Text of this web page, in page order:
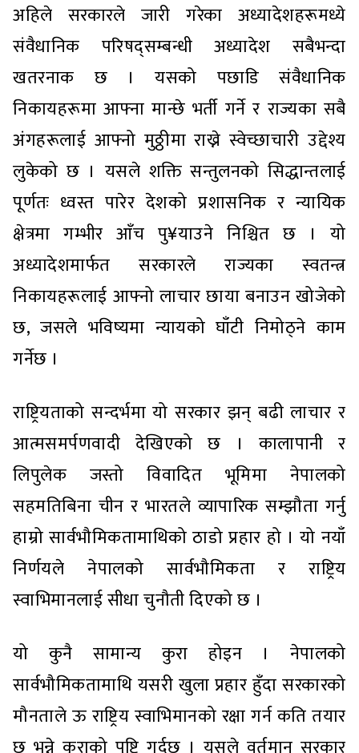
अहिले सरकारले जारी गरेका अध्यादेशहरूमध्ये
संवैधानिक परिषद्सम्बन्धी अध्यादेश सबैभन्दा
खतरनाक छ । यसको पछाडि संवैधानिक
निकायहरूमा आफ्ना मान्छे भर्ती गर्ने र राज्यका सबै
अंगहरूलाई आफ्नो मुठ्ठीमा राख्ने स्वेच्छाचारी उद्देश्य
लुकेको छ । यसले शक्ति सन्तुलनको सिद्धान्तलाई
पूर्णतः ध्वस्त पारेर देशको प्रशासनिक र न्यायिक
क्षेत्रमा गम्भीर आँच पु¥याउने निश्चित छ । यो
अध्यादेशमार्फत सरकारले राज्यका स्वतन्त्र
निकायहरूलाई आफ्नो लाचार छाया बनाउन खोजेको
छ, जसले भविष्यमा न्यायको घाँटी निमोठ्ने काम
गर्नेछ ।
राष्ट्रियताको सन्दर्भमा यो सरकार झन् बढी लाचार र
आत्मसमर्पणवादी देखिएको छ । कालापानी र
लिपुलेक जस्तो विवादित भूमिमा नेपालको
सहमतिबिना चीन र भारतले व्यापारिक सम्झौता गर्नु
हाम्रो सार्वभौमिकतामाथिको ठाडो प्रहार हो । यो नयाँ
निर्णयले नेपालको सार्वभौमिकता र राष्ट्रिय
स्वाभिमानलाई सीधा चुनौती दिएको छ ।
यो कुनै सामान्य कुरा होइन । नेपालको
सार्वभौमिकतामाथि यसरी खुला प्रहार हुँदा सरकारको
मौनताले ऊ राष्ट्रिय स्वाभिमानको रक्षा गर्न कति तयार